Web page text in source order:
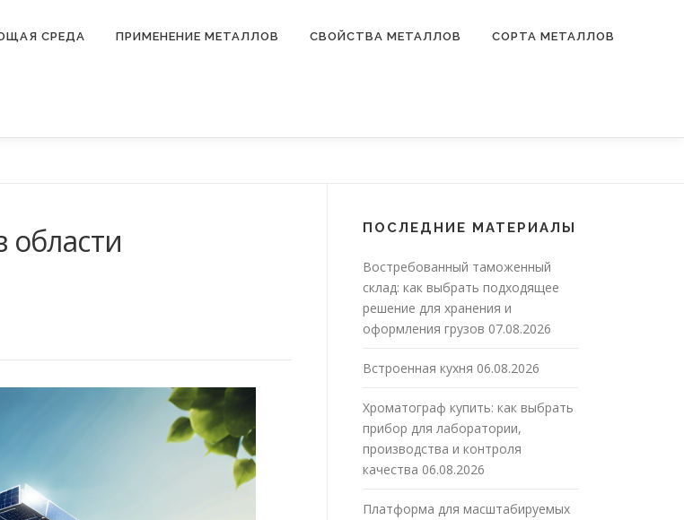
СРЕДА ПРИМЕНЕНИЕ МЕТАЛЛОВ СВОЙСТВА МЕТАЛЛОВ СОРТА МЕТАЛЛОВ
области
ПОСЛЕДНИЕ МАТЕРИАЛЫ
Востребованный таможенный
склад: как выбрать подходящее
решение для хранения и
оформления грузов 07.08.2026
Встроенная кухня 06.08.2026
Хроматограф купить: как выбрать
прибор для лаборатории,
производства и контроля
качества 06.08.2026
Платформа для масштабируемых